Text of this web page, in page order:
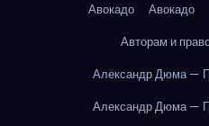
Авокадо
Авокадо
Авторам и
Александр Дюма —
Александр Дюма —